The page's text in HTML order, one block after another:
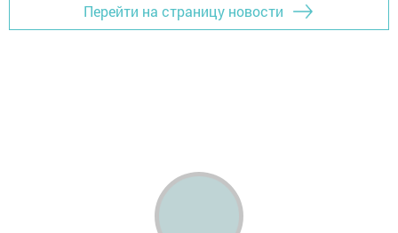
Перейти на страницу новости